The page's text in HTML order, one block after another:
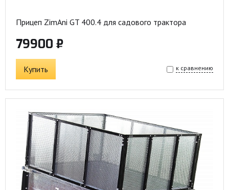
Прицеп ZimAni GT 400.4 для садового трактора
79900 ₽
Купить к сравнению